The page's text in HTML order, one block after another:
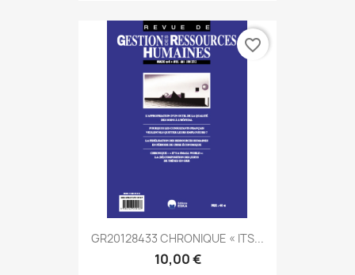
GR20128433 CHRONIQUE « ITS...
10,00 €
favorite_border